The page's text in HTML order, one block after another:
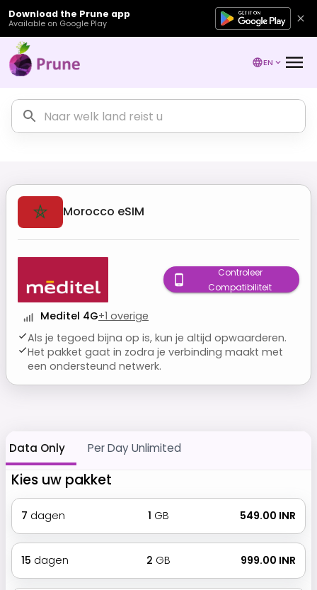
Download the Prune app
Available on Google Play
EN
Morocco eSIM
Meditel 4G+1 overige
Als je tegoed bijna op is, kun je altijd opwaarderen.
Het pakket gaat in zodra je verbinding maakt met
een ondersteund netwerk.
Controleer
Compatibiliteit
Data Only Per Day Unlimited
Kies uw pakket
7 dagen 1 GB ₹ 549.00 INR
15 dagen 2 GB ₹ 999.00 INR